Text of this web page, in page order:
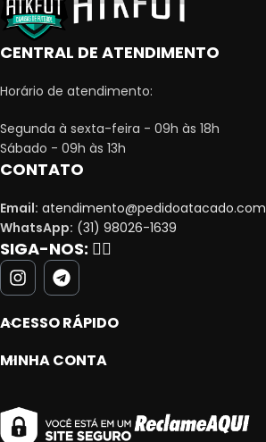
CENTRAL DE ATENDIMENTO
Horário de atendimento:
Segunda à sexta-feira - 09h às 18h
Sábado - 09h às 13h
CONTATO
Email: atendimento@pedidoatacado.com
WhatsApp: (31) 98026-1639
SIGA-NOS: 👇🏻
ACESSO RÁPIDO
MINHA CONTA